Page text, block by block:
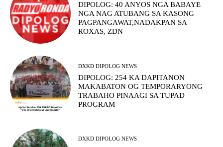
DIPOLOG: 40 ANYOS NGA BABAYE
NGA NAG ATUBANG SA KASONG
PAGPANGAWAT,NADAKPAN SA
ROXAS, ZDN
DXKD DIPOLOG NEWS
DIPOLOG: 254 KA DAPITANON
MAKABATON OG TEMPORARYONG
TRABAHO PINAAGI SA TUPAD
PROGRAM
DXKD DIPOLOG NEWS